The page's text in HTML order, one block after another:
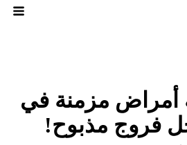
أمراض مزمنة في
فروج مذبوح!